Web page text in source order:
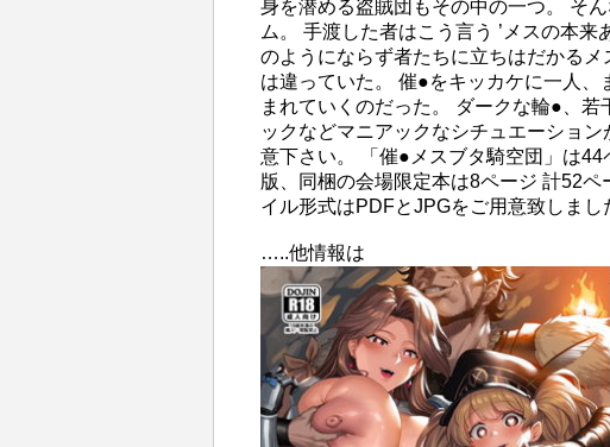
身を潜める盗賊団もその中の一つ。 そ
ム。 手渡した者はこう言う ’メスの本来
のようにならず者たちに立ちはだかる
は違っていた。 催●をキッカケに一人
まれていくのだった。 ダークな輪●、
ックなどマニアックなシチュエーショ
意下さい。 「催●メスブタ騎空団」は
版、同梱の会場限定本は8ページ 計52
イル形式はPDFとJPGをご用意致しまし
…..他情報は